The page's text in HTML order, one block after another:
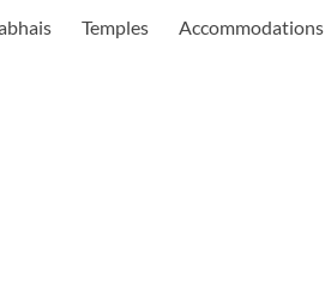
Temples Accommodations